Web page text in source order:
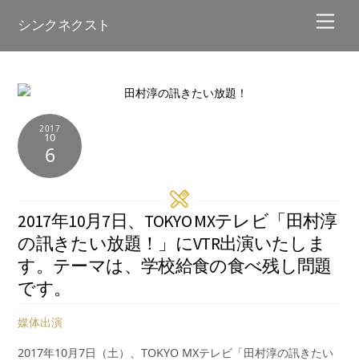
シンクネクスト
2017
10
6
2017年10月7日、TOKYO MXテレビ「田村淳
の訊きたい放題！」にVTR出演いたしま
す。テーマは、学校給食の食べ残し問題
です。
媒体出演
2017年10月7日（土）、TOKYO MXテレビ「田村淳の訊きたい